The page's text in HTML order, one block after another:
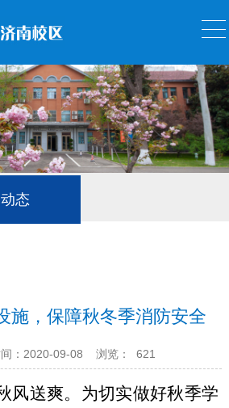
态
施，保障秋冬季消防安全
：2020-09-08 浏览： 621
风送爽。为切实做好秋季学